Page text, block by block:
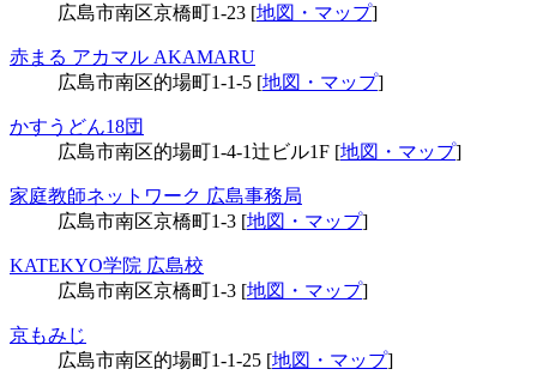
広島市南区京橋町1-23 [地図・マップ]
赤まる アカマル AKAMARU
広島市南区的場町1-1-5 [地図・マップ]
かすうどん18団
広島市南区的場町1-4-1辻ビル1F [地図・マップ]
家庭教師ネットワーク 広島事務局
広島市南区京橋町1-3 [地図・マップ]
KATEKYO学院 広島校
広島市南区京橋町1-3 [地図・マップ]
京もみじ
広島市南区的場町1-1-25 [地図・マップ]